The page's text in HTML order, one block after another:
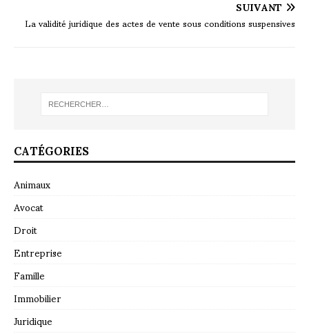
SUIVANT
La validité juridique des actes de vente sous conditions suspensives
CATÉGORIES
Animaux
Avocat
Droit
Entreprise
Famille
Immobilier
Juridique